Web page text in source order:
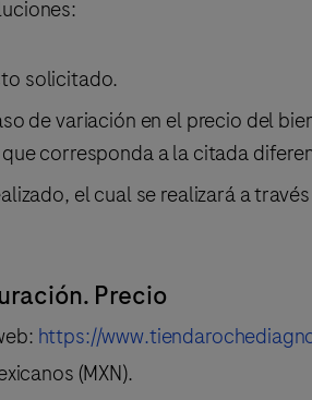
solicitado.
de variación en el precio del
corresponda a la citada
el cual se realizará a
Precio
https://
(MXN).